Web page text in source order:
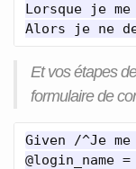
Lorsque je
Et vos étapes
formulaire de
Given /^Je
@login_name